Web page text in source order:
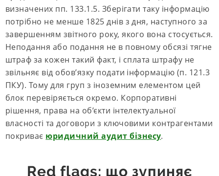
визначених пп. 133.1.5. Зберігати таку інформацію
потрібно не менше 1825 днів з дня, наступного за
завершенням звітного року, якого вона стосується.
Неподання або подання не в повному обсязі тягне
штраф за кожен такий факт, і сплата штрафу не
звільняє від обов’язку подати інформацію (п. 121.3
ПКУ). Тому для груп з іноземним елементом цей
блок перевіряється окремо. Корпоративні
рішення, права на об’єкти інтелектуальної
власності та договори з ключовими контрагентами
покриває юридичний аудит бізнесу.
Red flags: що зупиняє